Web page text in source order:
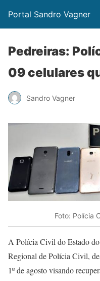
Portal Sandro Vagner
Pedreiras:
09 celulares
Sandro Vagner
Foto: Polícia
A Polícia Civil do Estado do
Regional de Polícia Civil,
1º de agosto visando